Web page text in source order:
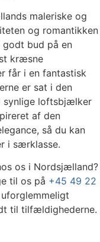
maleriske og
og romantikken
bud på en
kræsne
får i en fantastisk
er sat i den
synlige loftsbjælker
af den
så du kan
i særklasse.
os i Nordsjælland?
til os på +45 49 22
til tilfældighederne.